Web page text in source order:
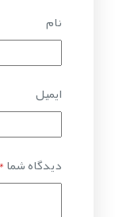
نام
ایمیل
دیدگاه شما*